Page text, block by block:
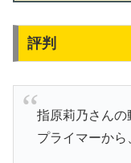
評判
指原莉乃さん
プライマーか